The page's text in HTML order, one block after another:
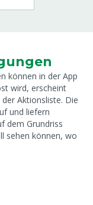
können in der App
wird, erscheint
Aktionsliste. Die
und liefern
dem Grundriss
sehen können, wo